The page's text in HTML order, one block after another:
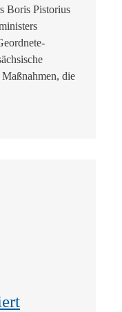
Boris Pistorius
die